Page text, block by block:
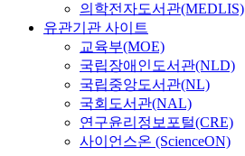
의학전자도서관(MEDLIS)
유관기관 사이트
교육부(MOE)
국립장애인도서관(NLD)
국립중앙도서관(NL)
국회도서관(NAL)
연구윤리정보포털(CRE)
사이언스온 (ScienceON)